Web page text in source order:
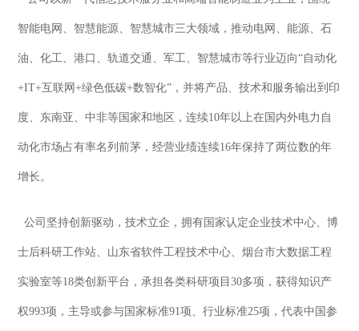
智能电网、智慧能源、智慧城市三大领域，推动电网、能源、石
油、化工、港口、轨道交通、军工、智慧城市等行业迈向“自动化
+IT+互联网+绿色低碳+数智化”，并将产品、技术和服务输出到印
度、东南亚、中非等国家和地区，连续10年以上在国内外电力自
动化市场占有率名列前茅，经营业绩连续16年保持了两位数的年
增长。
公司坚持创新驱动，技术立企，拥有国家认定企业技术中心、博
士后科研工作站、山东省软件工程技术中心、烟台市大数据工程
实验室等18类创新平台，承担各类科研项目30多项，获得知识产
权993项，主导或参与国家标准91项、行业标准25项，代表中国参